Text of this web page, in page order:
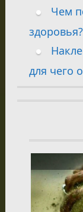
Чем
здоровья?
для чего